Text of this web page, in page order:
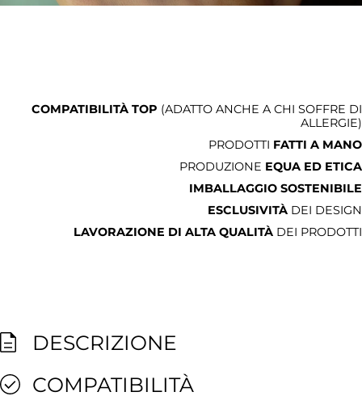
COMPATIBILITÀ TOP (ADATTO ANCHE A CHI SOFFRE DI
ALLERGIE)
PRODOTTI FATTI A MANO
PRODUZIONE EQUA ED ETICA
IMBALLAGGIO SOSTENIBILE
ESCLUSIVITÀ DEI DESIGN
LAVORAZIONE DI ALTA QUALITÀ DEI PRODOTTI
DESCRIZIONE
COMPATIBILITÀ